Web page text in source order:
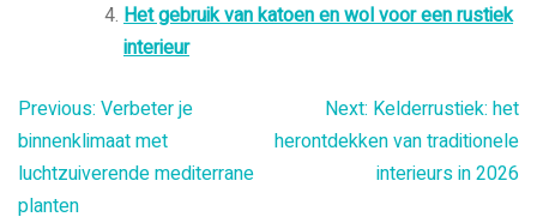
Het gebruik van katoen en wol voor een rustiek
interieur
Bericht
navigatie
Previous: Verbeter je
binnenklimaat met
luchtzuiverende mediterrane
planten
Next: Kelderrustiek: het
herontdekken van traditionele
interieurs in 2026